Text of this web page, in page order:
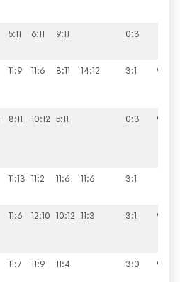
5:11 6:11 9:11 0:3
11:9 11:6 8:11 14:12 3:1 9:2
8:11 10:12 5:11 0:3 9:7
11:13 11:2 11:6 11:6 3:1
11:6 12:10 10:12 11:3 3:1 9:1
11:7 11:9 11:4 3:0 9:3